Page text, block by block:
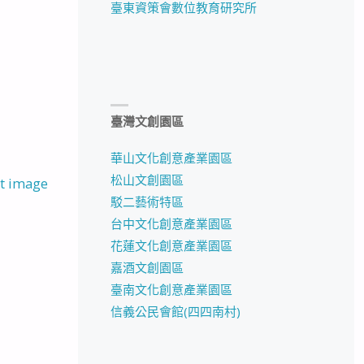
image
臺東資策會數位教育研究所
臺灣文創園區
華山文化創意產業園區
松山文創園區
駁二藝術特區
台中文化創意產業園區
花蓮文化創意產業園區
嘉酒文創園區
臺南文化創意產業園區
信義公民會館(四四南村)